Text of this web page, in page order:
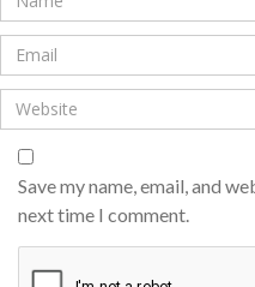
Save my name, email, and
next time I comment.